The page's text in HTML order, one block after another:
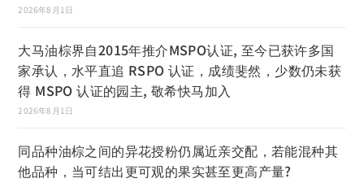
2026年8月1日
大马油棕界自2015年推介MSPO认证, 至今已获许多国
家承认，水平直追 RSPO 认证，成绩斐然，少数仍未获
得 MSPO 认证的园主, 敬希快马加入
2026年8月1日
同品种油棕之间的异花授粉仍属近亲交配，若能混种其
他品种，当可结出更可观的果实甚至更高产量?